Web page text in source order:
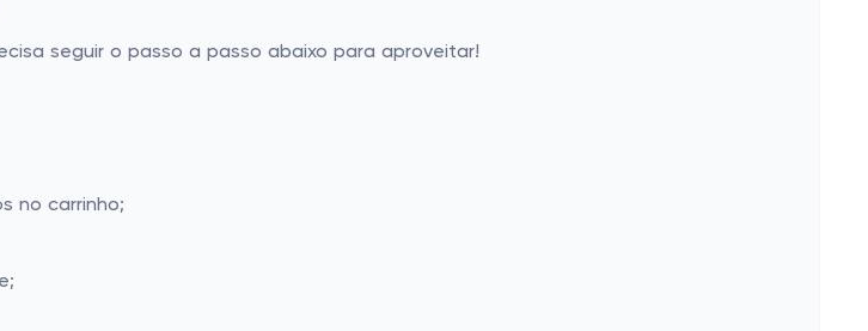
seguir o passo a passo abaixo para aproveitar!
no carrinho;